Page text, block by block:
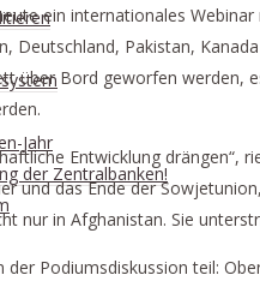
Jahr
der Zentralbanken!
ein internationales
Deutschland, Pakistan,
über Bord geworfen werden,
Entwicklung drängen“,
und das Ende der
nur in Afghanistan. Sie
der Podiumsdiskussion teil: